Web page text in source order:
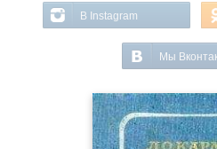
В Instagram
Мы